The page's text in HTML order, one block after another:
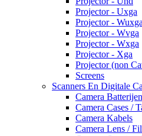
Projector - Uxga
Projector - Wuxga
Projector - Wvga
Projector - Wxga
Projector - Xga
Projector (non
Screens
Scanners En Digitale
Camera
Camera Cases /
Camera Kabels
Camera Lens /